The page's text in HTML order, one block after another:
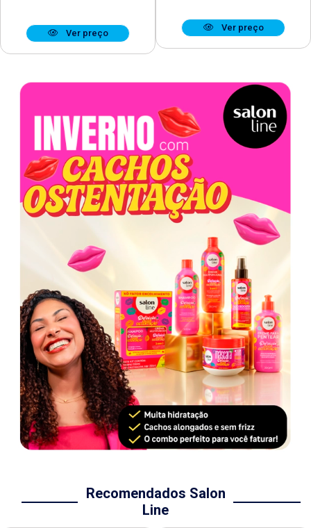
Ver preço
Ver preço
Recomendados Salon
Line